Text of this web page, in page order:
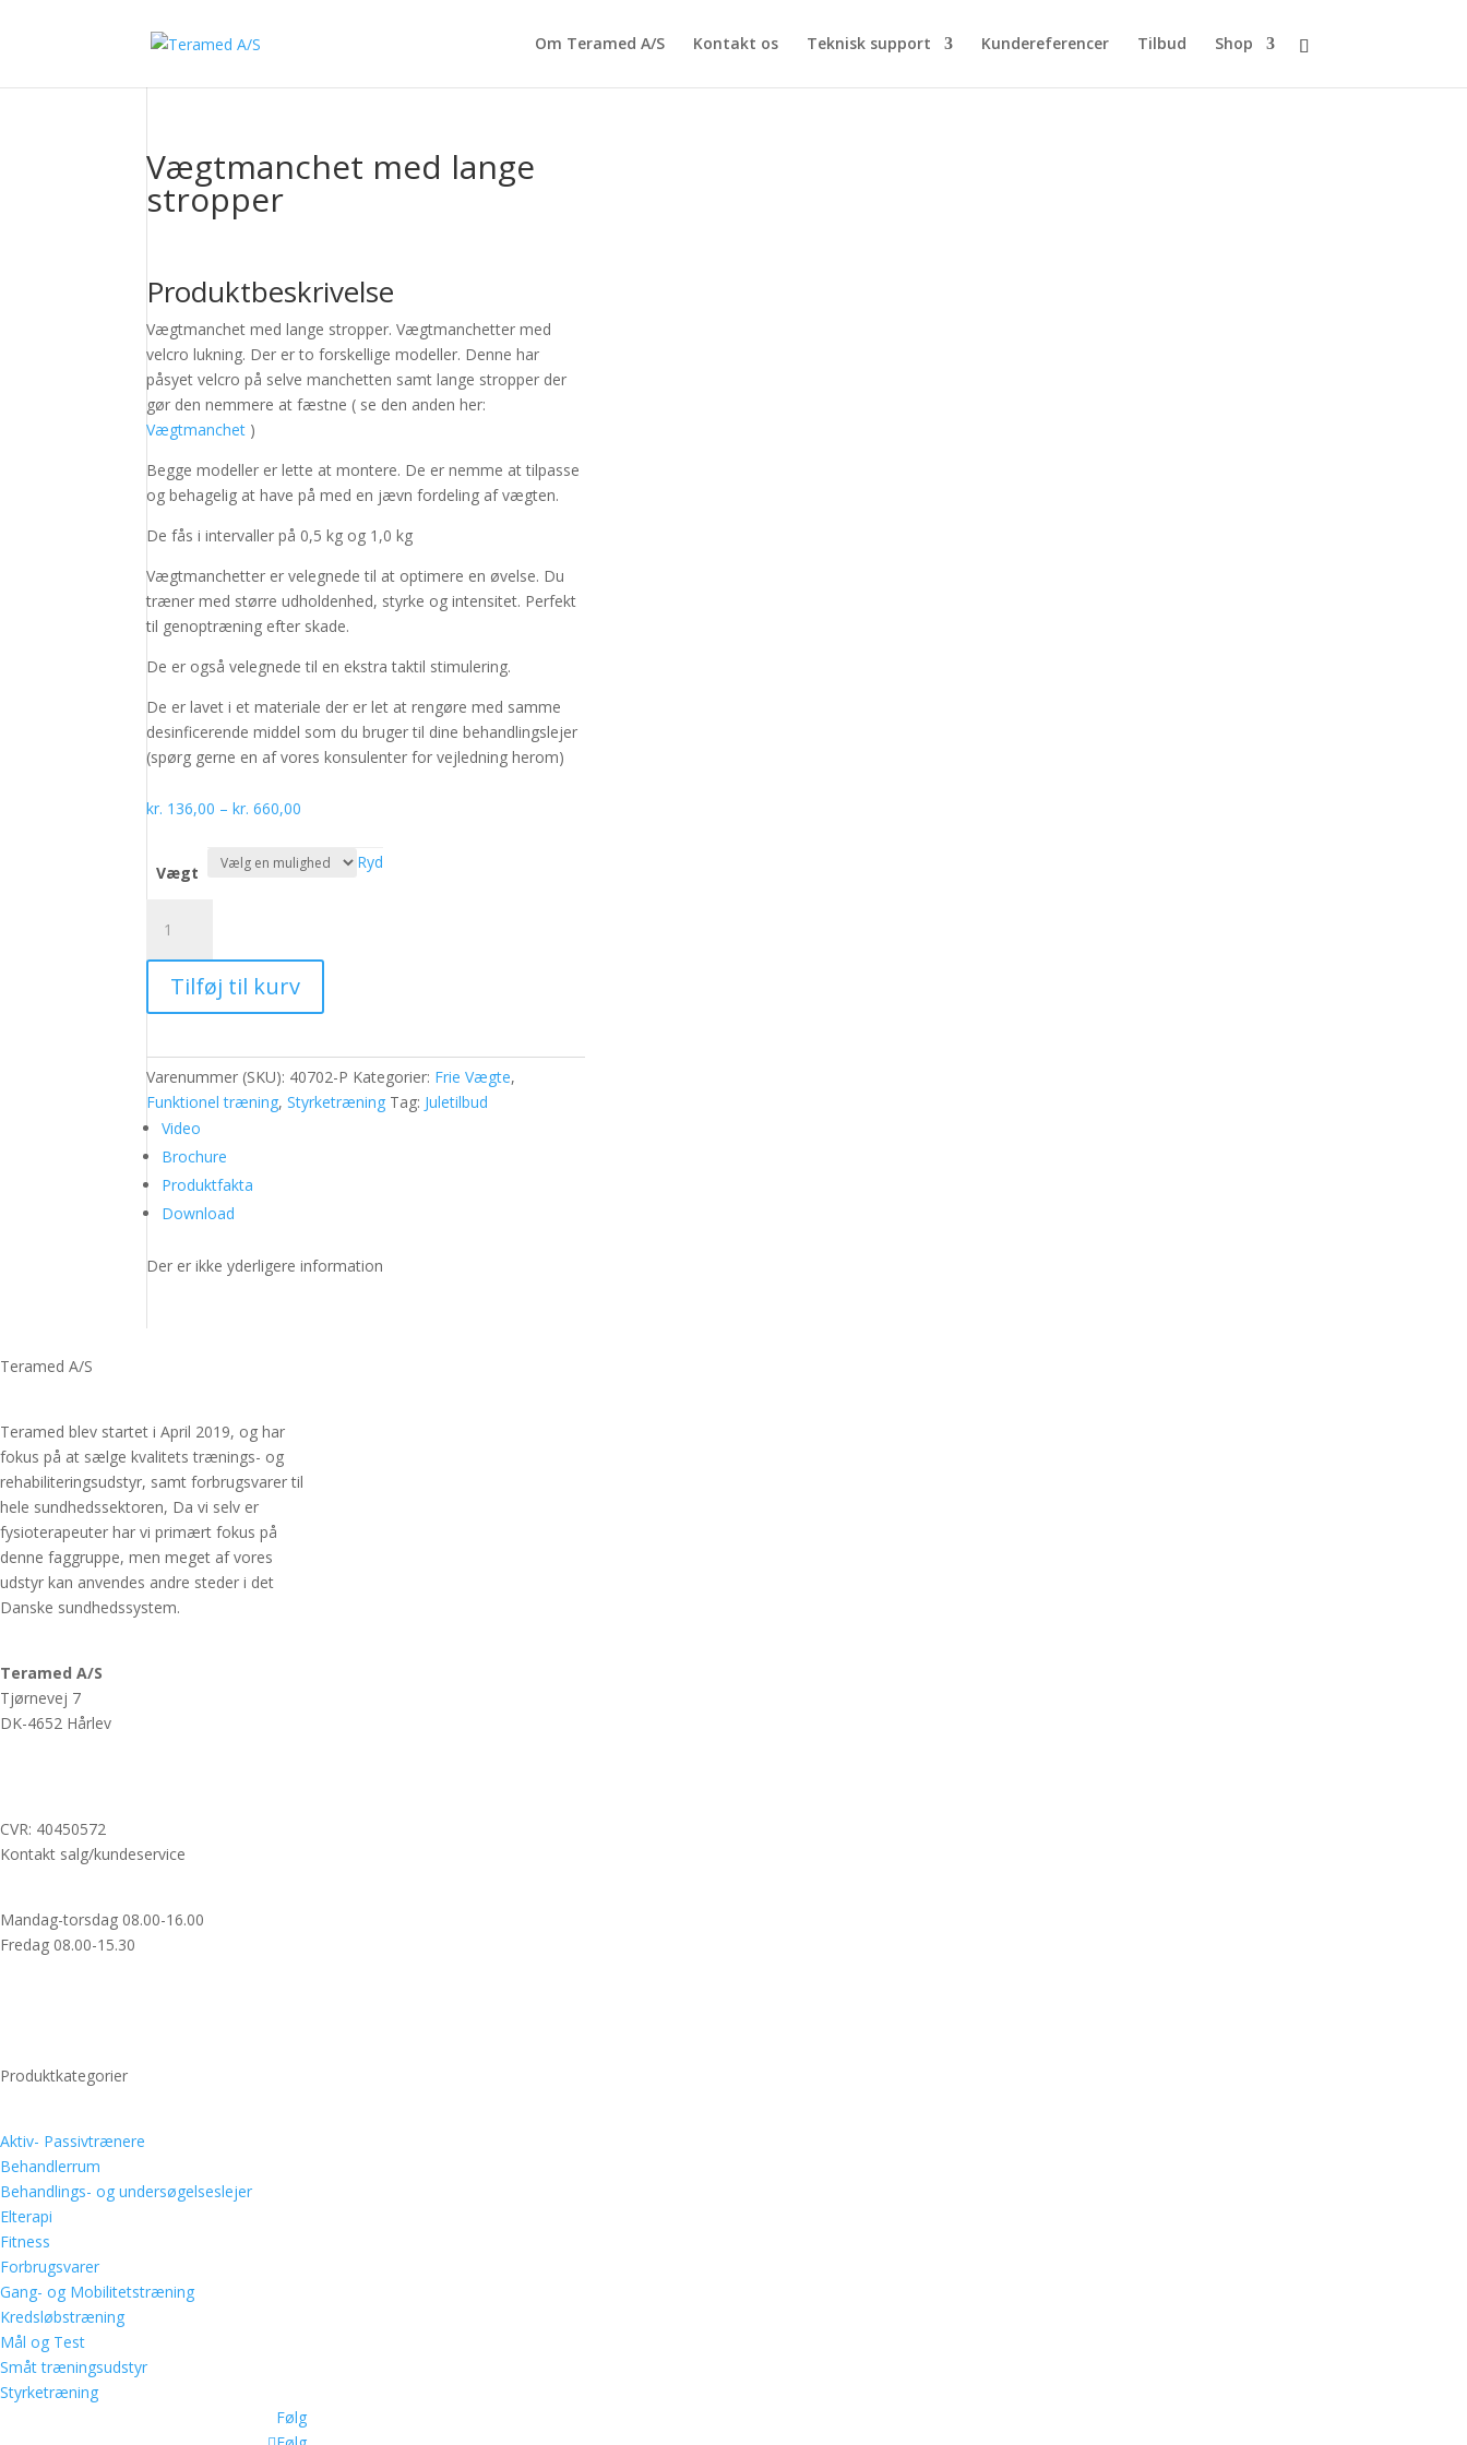
Om Teramed A/S Kontakt os Teknisk support Kundereferencer Tilbud Shop
Vægtmanchet med lange
stropper
Produktbeskrivelse
Vægtmanchet med lange stropper. Vægtmanchetter med
velcro lukning. Der er to forskellige modeller. Denne har
påsyet velcro på selve manchetten samt lange stropper der
gør den nemmere at fæstne ( se den anden her:
Vægtmanchet )
Begge modeller er lette at montere. De er nemme at tilpasse
og behagelig at have på med en jævn fordeling af vægten.
De fås i intervaller på 0,5 kg og 1,0 kg
Vægtmanchetter er velegnede til at optimere en øvelse. Du
træner med større udholdenhed, styrke og intensitet. Perfekt
til genoptræning efter skade.
De er også velegnede til en ekstra taktil stimulering.
De er lavet i et materiale der er let at rengøre med samme
desinficerende middel som du bruger til dine behandlingslejer
(spørg gerne en af vores konsulenter for vejledning herom)
kr. 136,00 – kr. 660,00
til
Vægt
Ryd
med
lange
stropper
antal
Tilføj til kurv
Varenummer (SKU): 40702-P Kategorier: Frie Vægte,
Funktionel træning,Styrketræning Tag: Juletilbud
Video
Brochure
Produktfakta
Download
Der er ikke yderligere information
Teramed A/S
Teramed blev startet i April 2019, og har
fokus på at sælge kvalitets trænings- og
rehabiliteringsudstyr, samt forbrugsvarer til
hele sundhedssektoren, Da vi selv er
fysioterapeuter har vi primært fokus på
denne faggruppe, men meget af vores
udstyr kan anvendes andre steder i det
Danske sundhedssystem.
Teramed A/S
Tjørnevej 7
DK-4652 Hårlev
CVR: 40450572
Kontakt salg/kundeservice
Mandag-torsdag 08.00-16.00
Fredag 08.00-15.30
Produktkategorier
Aktiv- Passivtrænere
Behandlerrum
Behandlings- og undersøgelseslejer
Elterapi
Fitness
Forbrugsvarer
Gang- og Mobilitetstræning
Kredsløbstræning
Mål og Test
Småt træningsudstyr
Styrketræning
Følg